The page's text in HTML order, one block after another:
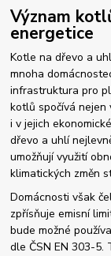
Význam
energetice
Kotle na dřevo a
mnoha
infrastruktura pro
kotlů spočívá
i v jejich
dřevo a uhlí
umožňují využití
klimatických změn
Domácnosti však
zpřísňuje emisní
bude možné
dle ČSN EN 303-5.